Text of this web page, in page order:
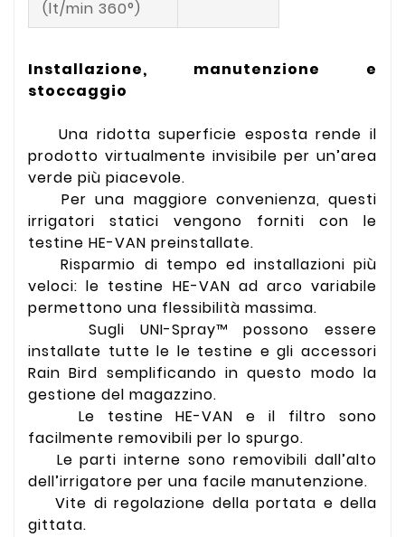
(lt/min 360°)
Installazione, manutenzione e
stoccaggio
Una ridotta superficie esposta rende il
prodotto virtualmente invisibile per un’area
verde più piacevole.
Per una maggiore convenienza, questi
irrigatori statici vengono forniti con le
testine HE-VAN preinstallate.
Risparmio di tempo ed installazioni più
veloci: le testine HE-VAN ad arco variabile
permettono una flessibilità massima.
Sugli UNI-Spray™ possono essere
installate tutte le le testine e gli accessori
Rain Bird semplificando in questo modo la
gestione del magazzino.
Le testine HE-VAN e il filtro sono
facilmente removibili per lo spurgo.
Le parti interne sono removibili dall’alto
dell’irrigatore per una facile manutenzione.
Vite di regolazione della portata e della
gittata.